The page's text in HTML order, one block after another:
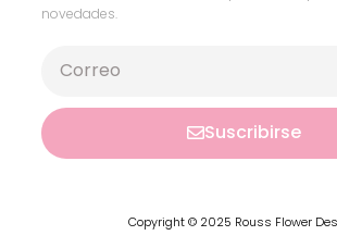
novedades.
Suscribirse
Copyright © 2025 Rouss Flower